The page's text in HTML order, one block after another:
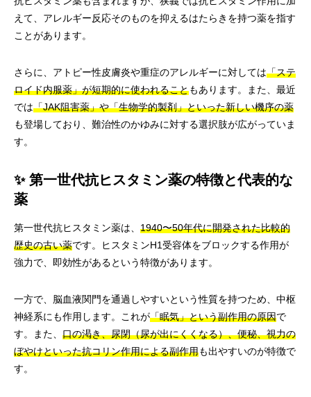
えて、アレルギー反応そのものを抑えるはたらきを持つ薬を指す
ことがあります。
さらに、アトピー性皮膚炎や重症のアレルギーに対しては「ステ
ロイド内服薬」が短期的に使われることもあります。また、最近
では「JAK阻害薬」や「生物学的製剤」といった新しい機序の薬
も登場しており、難治性のかゆみに対する選択肢が広がっていま
す。
✨ 第一世代抗ヒスタミン薬の特徴と代表的な
薬
第一世代抗ヒスタミン薬は、 1940〜50年代に開発された比較的
歴史の古い薬です。ヒスタミンH1受容体をブロックする作用が
強力で、即効性があるという特徴があります。
一方で、脳血液関門を通過しやすいという性質を持つため、中枢
神経系にも作用します。これが「眠気」という副作用の原因で
す。また、 口の渇き、尿閉（尿が出にくくなる）、便秘、視力の
ぼやけといった抗コリン作用による副作用も出やすいのが特徴で
す。